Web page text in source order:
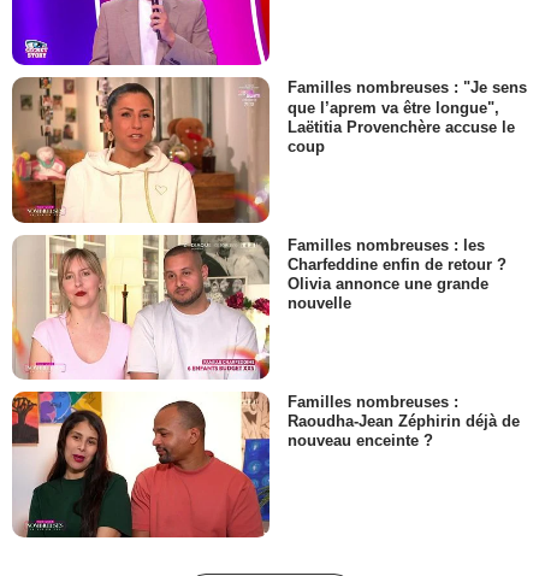
Familles nombreuses : "Je sens
que l’aprem va être longue",
Laëtitia Provenchère accuse le
coup
Familles nombreuses : les
Charfeddine enfin de retour ?
Olivia annonce une grande
nouvelle
Familles nombreuses :
Raoudha-Jean Zéphirin déjà de
nouveau enceinte ?